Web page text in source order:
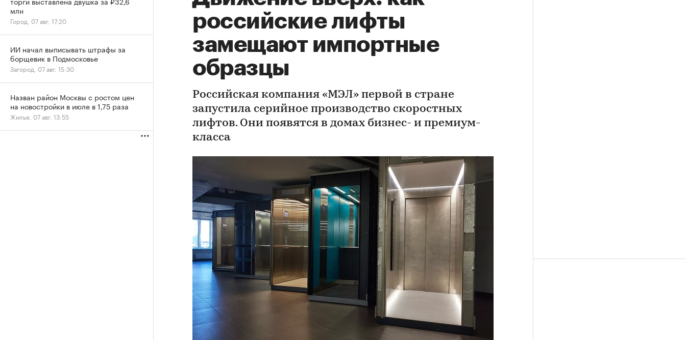
российские лифты
замещают импортные
образцы
Российская компания «МЭЛ» первой в стране
запустила серийное производство скоростных
лифтов. Они появятся в домах бизнес- и премиум-
класса
млн
Город, 07 авг, 17:20
ИИ начал выписывать штрафы за
борщевик в Подмосковье
Загород, 07 авг, 15:30
Назван район Москвы с ростом цен
на новостройки в июле в 1,75 раза
Жилье, 07 авг, 13:55